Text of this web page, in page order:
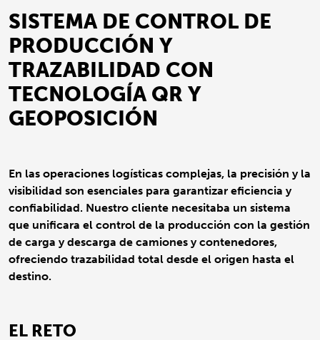
SISTEMA DE CONTROL DE
PRODUCCIÓN Y
TRAZABILIDAD CON
TECNOLOGÍA QR Y
GEOPOSICIÓN
En las operaciones logísticas complejas, la precisión y la
visibilidad son esenciales para garantizar eficiencia y
confiabilidad. Nuestro cliente necesitaba un sistema
que unificara el control de la producción con la gestión
de carga y descarga de camiones y contenedores,
ofreciendo trazabilidad total desde el origen hasta el
destino.
EL RETO